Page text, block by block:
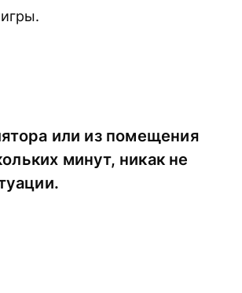
или из помещения
минут, никак не